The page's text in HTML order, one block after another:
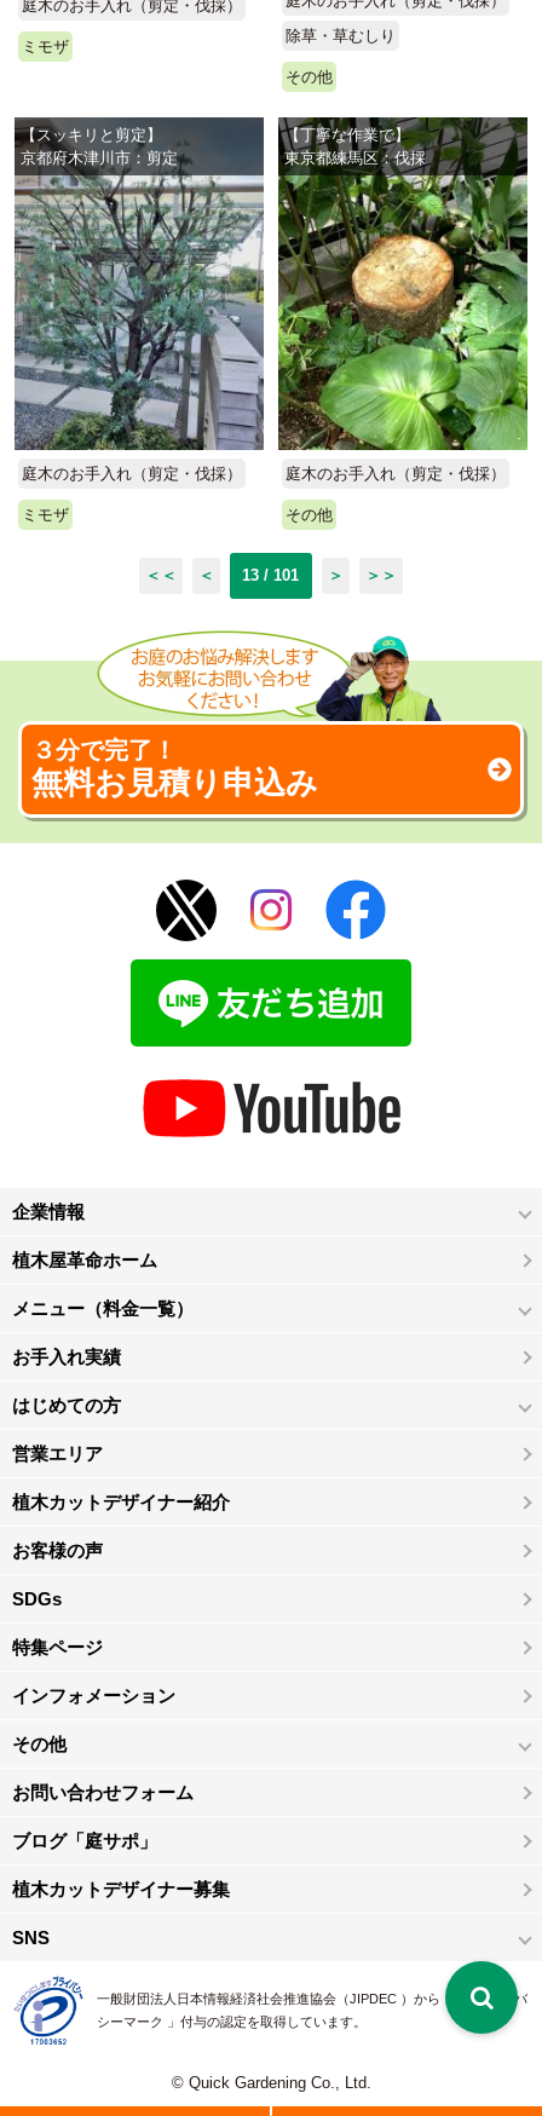
庭木のお手入れ（剪定・伐採）
ミモザ
除草・草むしり
その他
【スッキリと剪定】
京都府木津川市：剪定
庭木のお手入れ（剪定・伐採）
ミモザ
【丁寧な作業で】
東京都練馬区：伐採
庭木のお手入れ（剪定・伐採）
その他
＜＜ ＜ 13 / 101 ＞ ＞＞
３分で完了！
無料お見積り申込み
企業情報
植木屋革命ホーム
メニュー（料金一覧）
お手入れ実績
はじめての方
営業エリア
植木カットデザイナー紹介
お客様の声
SDGs
特集ページ
インフォメーション
その他
お問い合わせフォーム
ブログ「庭サポ」
植木カットデザイナー募集
SNS
一般財団法人日本情報経済社会推進協会（JIPDEC ）から 、「 プライバ
シーマーク 」付与の認定を取得しています。
© Quick Gardening Co., Ltd.